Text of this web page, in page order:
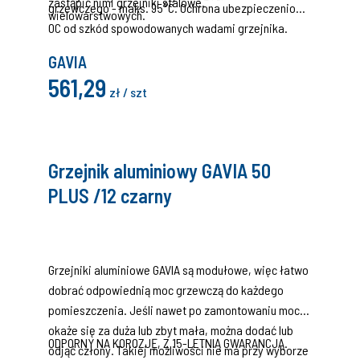
wielowarstwowych.
grzewczego - maks. 95°C. Ochrona ubezpieczeniowa
OC od szkód spowodowanych wadami grzejnika.
GAVIA
561,29 zł / szt
Grzejnik aluminiowy GAVIA 50
PLUS /12 czarny
Grzejniki aluminiowe GAVIA są modułowe, więc łatwo
dobrać odpowiednią moc grzewczą do każdego
pomieszczenia. Jeśli nawet po zamontowaniu moc
okaże się za duża lub zbyt mała, można dodać lub
odjąć człony. Takiej możliwości nie ma przy wyborze
ODPORNY NA KOROZJĘ, Z 15-LETNIĄ GWARANCJĄ.